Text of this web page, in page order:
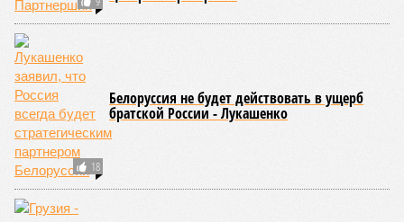
Европу подобные катастрофы никогда не затрагивали,
здесь беды были другими, включая массовый голод и
масштабные эпидемии вроде бубонной чумы (200 млн
погибших) или «испанки» (по разным оценкам, от 17,4 до
100 млн погибших во всём мире).
Когда земля – дыбом
Но это дела давно минувших дней. А что нам ждать в
дальнейшем? Авторы энциклопедии A-Z Animals,
основываясь на современных научных исследованиях и
глобальных тенденциях, составили свой список